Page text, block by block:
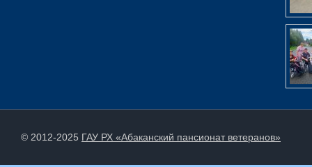
© 2012-2025 ГАУ РХ «Абаканский пансионат ветеранов»